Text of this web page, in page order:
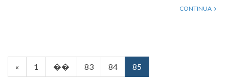
CONTINUA
« 1 �� 83 84 85